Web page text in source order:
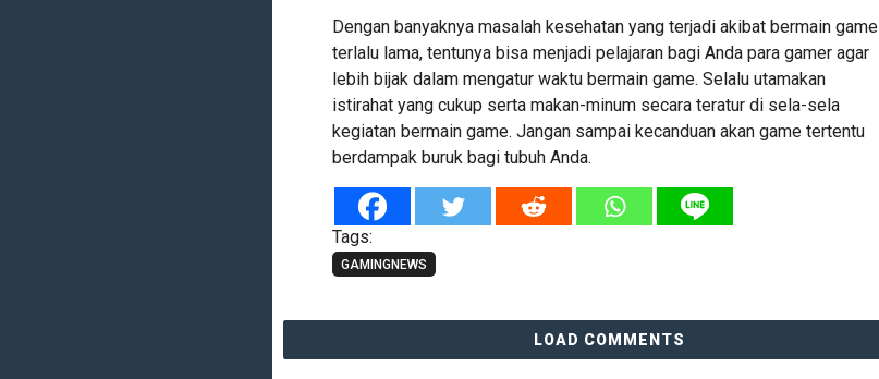
Dengan banyaknya masalah kesehatan yang terjadi akibat bermain game
terlalu lama, tentunya bisa menjadi pelajaran bagi Anda para gamer agar
lebih bijak dalam mengatur waktu bermain game. Selalu utamakan
istirahat yang cukup serta makan-minum secara teratur di sela-sela
kegiatan bermain game. Jangan sampai kecanduan akan game tertentu
berdampak buruk bagi tubuh Anda.
Tags:
GAMINGNEWS
LOAD COMMENTS